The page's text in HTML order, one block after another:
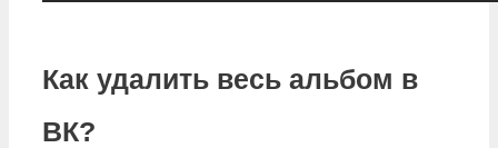
Как удалить весь альбом в
ВК?